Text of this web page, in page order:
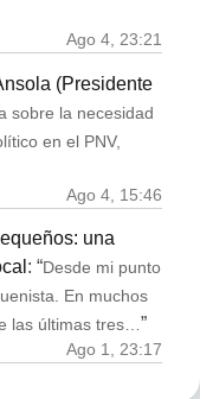
Ago 4, 23:21
(Presidente
sobre la necesidad
en el PNV,
Ago 4, 15:46
una
: “Desde mi punto
En muchos
las últimas tres…”
Ago 1, 23:17